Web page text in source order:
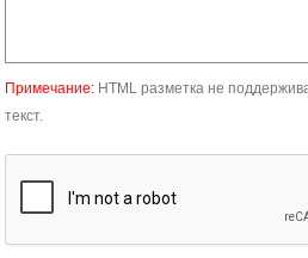
Примечание: HTML разметка не
текст.